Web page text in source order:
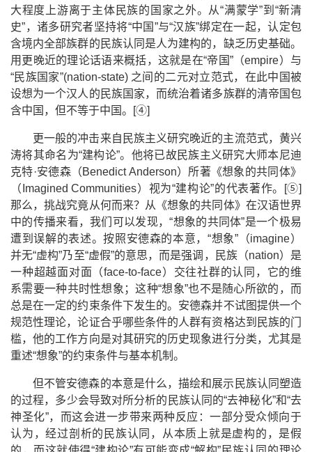
大程度上游离于主体民族的国家之外。从“满蒙学”到 “新清
史”，诸多研究者坚持将“中国 ”与“汉族”绑定在一起，认定包
含境内全部族群的民族认同是人为建构的，缺乏历史基础。
用更晚近的理论话语来概括，这就是在“帝国”（empire）与
“民族国家”(nation-state) 之间的二元对立范式，在此中国被
设想为一个汉人的民族国家，而统治着诸多族群的清帝国包
含中国，但不等于中国。
[④]
更一般的冲击来自民族主义研究晚近的主流范式，黄兴
涛将其命名为“建构论”。他将已故民族主义研究大师本尼迪
克特·安德森（Benedict Anderson）所著《想象的共同体》
（ Imagined Communities）视为“建构论”的代表著作。 [⑤]
那么，挑战究竟从何而来？从《想象的共同体》在汉语世界
中的传播来看，我们可以发现，“想象的共同体”是一个极易
遭到误解的表述。按照安德森的本意，“想象” （imagine）
并无“虚构”乃至“虚假”的意思，而是强调，民族（nation）是
一种超越面对面（face-to-face）交往社群的认同，它的维
系需要一种共时性想象；这种“想象”也不是随心所欲的，而
总是在一定的约束条件下发生的。安德森并不试图提供一个
规范性理论，论证合乎哪些条件的人群有资格达到民族的门
槛，他的工作方向是对其研究的历史现象进行分类，尤其是
重述“想象”的约束条件与基本机制。
但不管安德森的本意是什么，描绘和展示民族认同塑造
的过程，多少会导致对所分析的民族认同的“去神秘化”和“去
神圣化”，而这会进一步带来两种反应：一部分受众倾向于
认为，经过剖析的民族认同，从本质上就是虚构的，是假